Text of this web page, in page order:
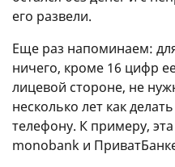
его развели.
Еще раз напоминаем:
ничего, кроме 16 цифр
лицевой стороне, не
несколько лет как
телефону. К примеру,
monobank и